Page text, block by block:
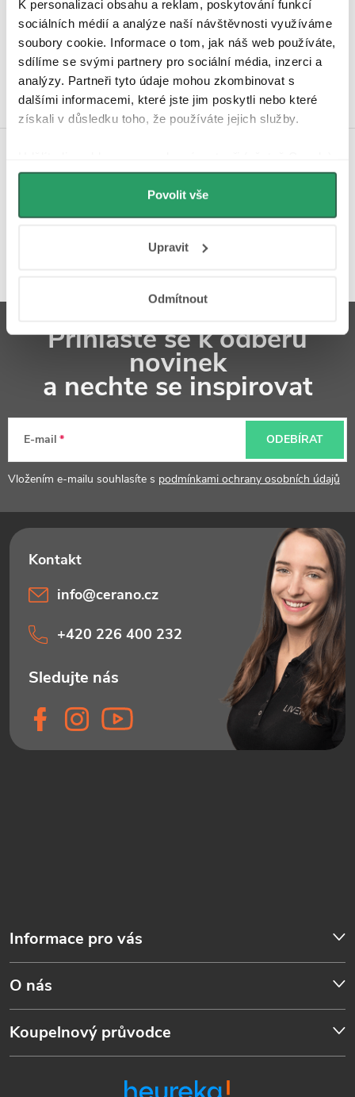
K personalizaci obsahu a reklam, poskytování funkcí
sociálních médií a analýze naší návštěvnosti využíváme
soubory cookie. Informace o tom, jak náš web používáte,
sdílíme se svými partnery pro sociální média, inzerci a
analýzy. Partneři tyto údaje mohou zkombinovat s
dalšími informacemi, které jste jim poskytli nebo které
získali v důsledku toho, že používáte jejich služby.
můžeme používat cookies pro analytiku a
personalizovanou reklamu. Jak Google zpracovává
osobní údaje najdete na stránkách
Povolit vše
Upravit
Odmítnout
4,9 Hodnocení zákazníků
4340 hodnocení
Zobrazit recenze
Koupelnová inspirace na
Instagramu
a
Přihlaste se k odběru
novinek
a nechte se inspirovat
E-mail
Vložením e-mailu souhlasíte s podmínkami ochrany osobních údajů
ODEBÍRAT
Informace pro vás
O nás
Koupelnový průvodce
info@cerano.cz
+420 226 400 232